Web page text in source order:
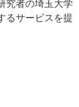
究者の埼玉大学
るサービスを提